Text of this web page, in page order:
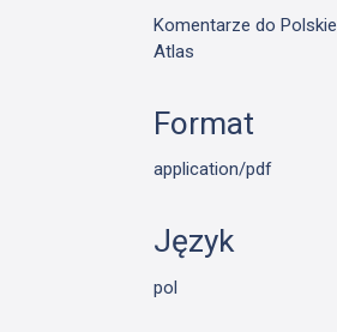
Komentarze do
Atlas
Format
application/pdf
Język
pol